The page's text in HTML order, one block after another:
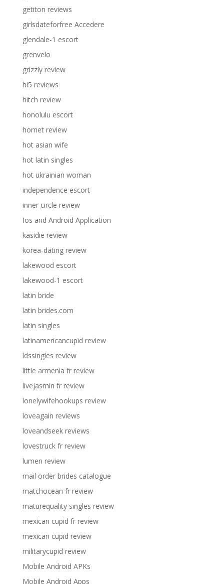
getiton reviews
girlsdateforfree Accedere
glendale-1 escort
grenvelo
grizzly review
hi5 reviews
hitch review
honolulu escort
hornet review
hot asian wife
hot latin singles
hot ukrainian woman
independence escort
inner circle review
Ios and Android Application
kasidie review
korea-dating review
lakewood escort
lakewood-1 escort
latin bride
latin brides.com
latin singles
latinamericancupid review
ldssingles review
little armenia fr review
livejasmin fr review
lonelywifehookups review
loveagain reviews
loveandseek reviews
lovestruck fr review
lumen review
mail order brides catalogue
matchocean fr review
maturequality singles review
mexican cupid fr review
mexican cupid review
militarycupid review
Mobile Android APKs
Mobile Android Apps